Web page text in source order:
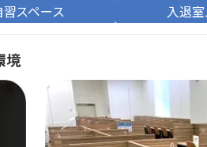
習スペース 入退
境